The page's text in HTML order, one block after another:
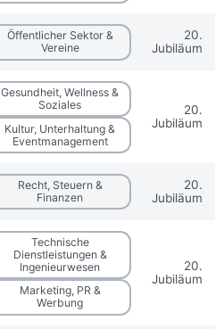
Öffentlicher Sektor &
Vereine
20.
Jubiläum
Gesundheit, Wellness &
Soziales
Kultur, Unterhaltung &
Eventmanagement
20.
Jubiläum
Recht, Steuern &
Finanzen
20.
Jubiläum
Technische
Dienstleistungen &
Ingenieurwesen
Marketing, PR &
Werbung
20.
Jubiläum